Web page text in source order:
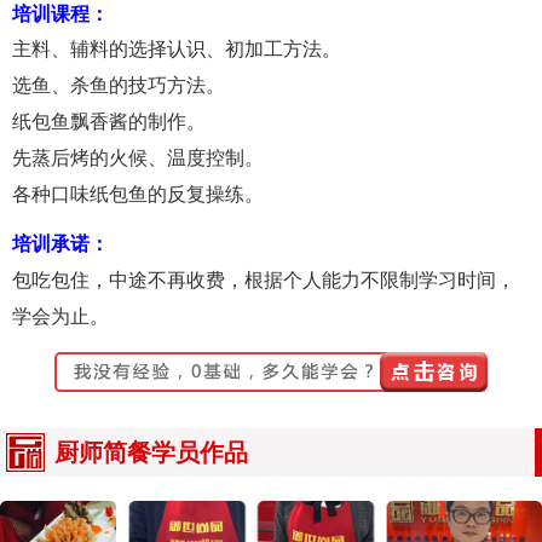
培训课程：
主料、辅料的选择认识、初加工方法。
选鱼、杀鱼的技巧方法。
纸包鱼飘香酱的制作。
先蒸后烤的火候、温度控制。
各种口味纸包鱼的反复操练。
培训承诺：
包吃包住，中途不再收费，根据个人能力不限制学习时间，
学会为止。
厨师简餐学员作品